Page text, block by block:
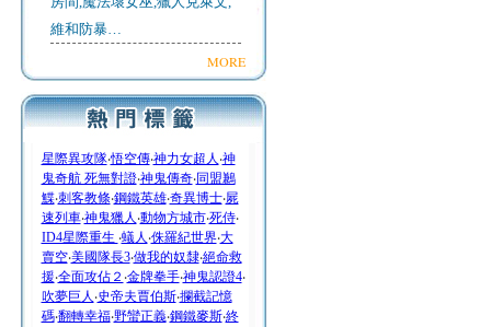
維和防暴…
MORE
星際異攻隊‧悟空傳‧神力女超人 ‧神
鬼奇航 死無對證‧神鬼傳奇‧同盟鶼
鰈‧刺客教條‧鋼鐵英雄‧奇異博士‧屍
速列車‧神鬼獵人 ‧動物方城市‧死侍‧
ID4星際重生 ‧蟻人 ‧侏羅紀世界‧大
賣空‧美國隊長3‧做我的奴隸‧絕命救
援‧全面攻佔２ ‧金牌拳手‧神鬼認證4‧
吹夢巨人 ‧史帝夫賈伯斯‧攔截記憶
碼‧翻轉幸福‧野蠻正義‧鋼鐵麥斯‧終